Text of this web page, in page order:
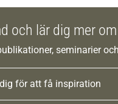
och lär dig mer
seminarier
för att få inspiration